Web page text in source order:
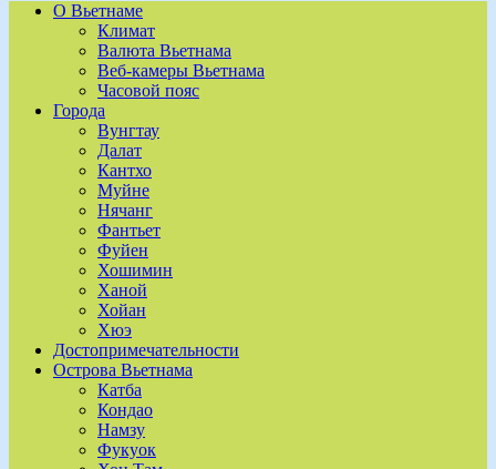
О Вьетнаме
Климат
Валюта Вьетнама
Веб-камеры Вьетнама
Часовой пояс
Города
Вунгтау
Далат
Кантхо
Муйне
Нячанг
Фантьет
Фуйен
Хошимин
Ханой
Хойан
Хюэ
Достопримечательности
Острова Вьетнама
Катба
Кондао
Намзу
Фукуок